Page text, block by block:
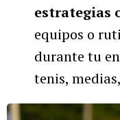
estrategias
equipos o
durante tu
tenis,